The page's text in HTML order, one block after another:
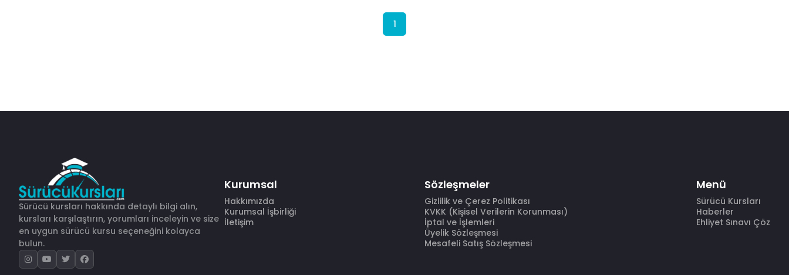
1
Sürücü kursları hakkında detaylı bilgi alın,
kursları karşılaştırın, yorumları inceleyin ve size
en uygun sürücü kursu seçeneğini kolayca
bulun.
Kurumsal
Hakkımızda
Kurumsal İşbirliği
İletişim
Sözleşmeler
Gizlilik ve Çerez Politikası
KVKK (Kişisel Verilerin Korunması)
İptal ve İşlemleri
Üyelik Sözleşmesi
Mesafeli Satış Sözleşmesi
Menü
Sürücü Kursları
Haberler
Ehliyet Sınavı Çöz